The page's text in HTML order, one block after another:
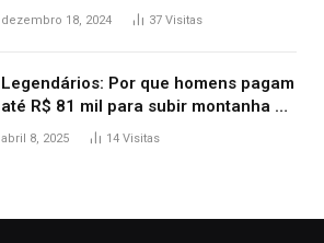
diz ‘foi mal’
dezembro 18, 2024 37 Visitas
Legendários: Por que homens pagam
até R$ 81 mil para subir montanha e
melhorar casamento?
abril 8, 2025 14 Visitas